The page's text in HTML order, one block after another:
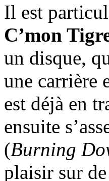
Il est
C’mon
un disque,
une carrière
est déjà en
ensuite
(Burning
plaisir sur